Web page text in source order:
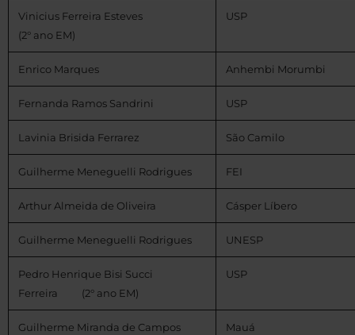
Vinicius Ferreira Esteves
(2° ano EM)
USP
Enrico Marques Anhembi Morumbi
Fernanda Ramos Sandrini USP
Lavinia Brisida Ferrarez São Camilo
Guilherme Meneguelli Rodrigues FEI
Arthur Almeida de Oliveira Cásper Líbero
Guilherme Meneguelli Rodrigues UNESP
Pedro Henrique Bisi Succi
Ferreira (2° ano EM)
USP
Guilherme Miranda de Campos Mauá